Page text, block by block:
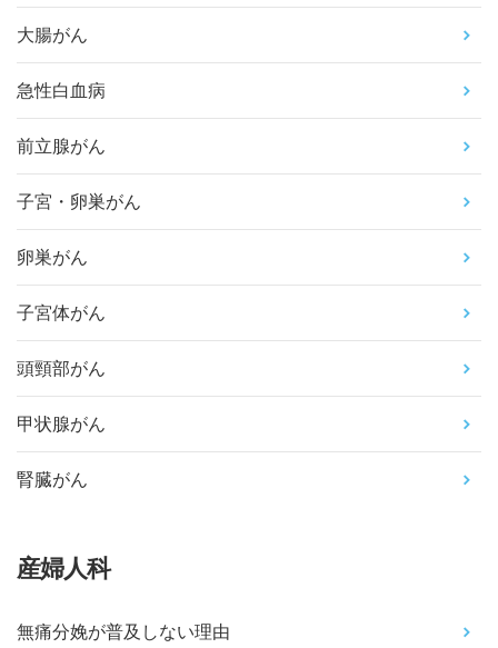
大腸がん
急性白血病
前立腺がん
子宮・卵巣がん
卵巣がん
子宮体がん
頭頸部がん
甲状腺がん
腎臓がん
産婦人科
無痛分娩が普及しない理由